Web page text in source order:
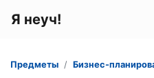
Я неуч!
Предметы Бизнес-